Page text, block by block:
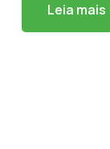
Leia mais